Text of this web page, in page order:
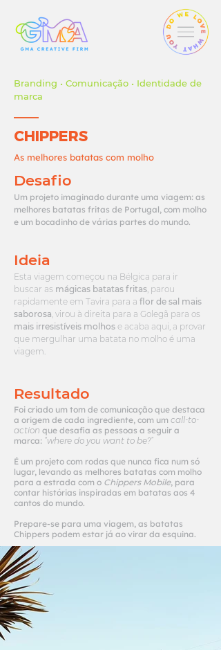
Branding • Comunicação • Identidade de
marca
CHIPPERS
As melhores batatas com molho
Desafio
Um projeto imaginado durante uma viagem: as
melhores batatas fritas de Portugal, com molho
e um bocadinho de várias partes do mundo.
Ideia
Esta viagem começou na Bélgica para ir
buscar as mágicas batatas fritas, parou
rapidamente em Tavira para a flor de sal mais
saborosa, virou à direita para a Golegã para os
mais irresistíveis molhos e acaba aqui, a provar
que mergulhar uma batata no molho é uma
viagem.
Resultado
Foi criado um tom de comunicação que destaca
a origem de cada ingrediente, com um call-to-
action que desafia as pessoas a seguir a
marca: “where do you want to be?”
É um projeto com rodas que nunca fica num só
lugar, levando as melhores batatas com molho
para a estrada com o Chippers Mobile, para
contar histórias inspiradas em batatas aos 4
cantos do mundo.
Prepare-se para uma viagem, as batatas
Chippers podem estar já ao virar da esquina.